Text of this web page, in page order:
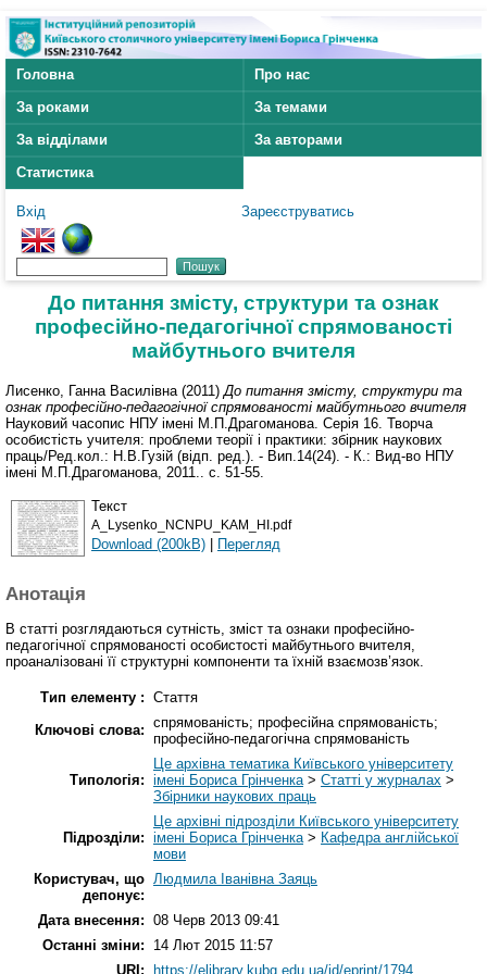
Головна
Про нас
За роками
За темами
За відділами
За авторами
Статистика
Вхід Зареєструватись
До питання змісту, структури та ознак
професійно-педагогічної спрямованості
майбутнього вчителя
Лисенко, Ганна Василівна (2011) До питання змісту, структури та
ознак професійно-педагогічної спрямованості майбутнього вчителя
Науковий часопис НПУ імені М.П.Драгоманова. Серія 16. Творча
особистість учителя: проблеми теорії і практики: збірник наукових
праць/Ред.кол.: Н.В.Гузій (відп. ред.). - Вип.14(24). - К.: Вид-во НПУ
імені М.П.Драгоманова, 2011.. с. 51-55.
Текст
A_Lysenko_NCNPU_KAM_HI.pdf
Download (200kB) | Перегляд
Анотація
В статті розглядаються сутність, зміст та ознаки професійно-
педагогічної спрямованості особистості майбутнього вчителя,
проаналізовані її структурні компоненти та їхній взаємозв’язок.
Тип елементу : Стаття
Ключові слова: спрямованість; професійна спрямованість;
професійно-педагогічна спрямованість
Типологія:
Це архівна тематика Київського університету
імені Бориса Грінченка> Статті у журналах >
Збірники наукових праць
Підрозділи:
Це архівні підрозділи Київського університету
імені Бориса Грінченка> Кафедра англійської
мови
Користувач, що
депонує:
Людмила Іванівна Заяць
Дата внесення: 08 Черв 2013 09:41
Останні зміни:
14 Лют 2015 11:57
URI:
https://elibrary.kubg.edu.ua/id/eprint/1794